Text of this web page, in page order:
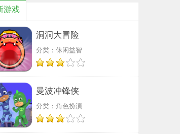
游戏
洞洞大冒险
分类：休闲益智
曼波冲锋侠
分类：角色扮演